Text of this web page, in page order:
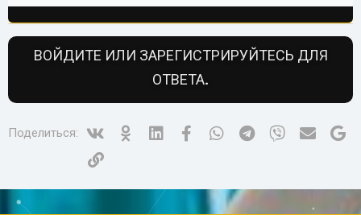
ц
:
ВОЙДИТЕ ИЛИ ЗАРЕГИСТРИРУЙТЕСЬ ДЛЯ
ОТВЕТА.
Поделиться: Ok Linked InFacebookWhatsAppTelegramViber